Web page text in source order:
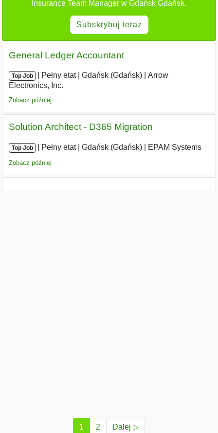
Insurance Team Manager w Gdańsk Gdańsk.
Subskrybuj teraz
General Ledger Accountant
Top Job Pełny etat| Gdańsk (Gdańsk)
Arrow
Electronics, Inc.
Zobacz później
Solution Architect - D365 Migration
Top Job Pełny etat| Gdańsk (Gdańsk) EPAM Systems
Zobacz później
1 2 Dalej ▷